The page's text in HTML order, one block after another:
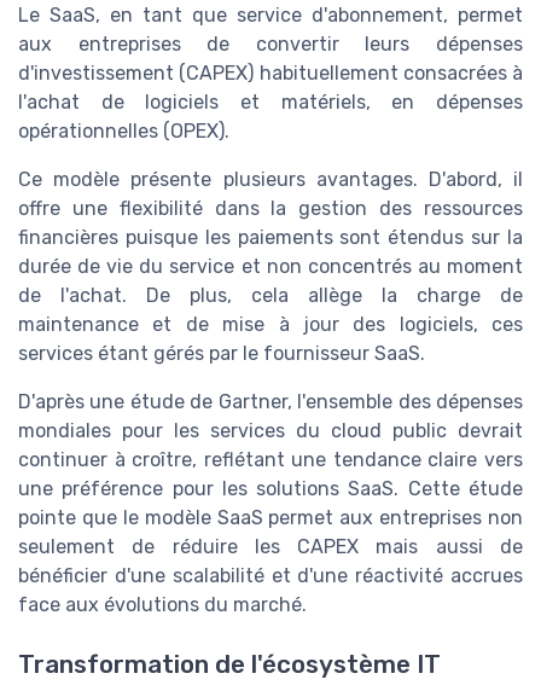
Le SaaS, en tant que service d'abonnement, permet
aux entreprises de convertir leurs dépenses
d'investissement (CAPEX) habituellement consacrées à
l'achat de logiciels et matériels, en dépenses
opérationnelles (OPEX).
Ce modèle présente plusieurs avantages. D'abord, il
offre une flexibilité dans la gestion des ressources
financières puisque les paiements sont étendus sur la
durée de vie du service et non concentrés au moment
de l'achat. De plus, cela allège la charge de
maintenance et de mise à jour des logiciels, ces
services étant gérés par le fournisseur SaaS.
D'après une étude de Gartner, l'ensemble des dépenses
mondiales pour les services du cloud public devrait
continuer à croître, reflétant une tendance claire vers
une préférence pour les solutions SaaS. Cette étude
pointe que le modèle SaaS permet aux entreprises non
seulement de réduire les CAPEX mais aussi de
bénéficier d'une scalabilité et d'une réactivité accrues
face aux évolutions du marché.
Transformation de l'écosystème IT